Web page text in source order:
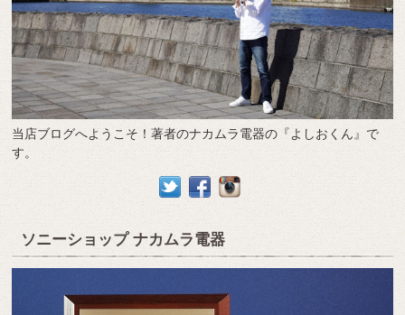
当店ブログへようこそ！著者のナカムラ電器の『よしおくん』で
す。
ソニーショップ ナカムラ電器